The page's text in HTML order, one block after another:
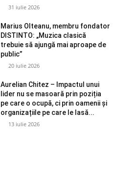
31 iulie 2026
Marius Olteanu, membru fondator
DISTINTO: „Muzica clasică
trebuie să ajungă mai aproape de
public”
20 iulie 2026
Aurelian Chitez – Impactul unui
lider nu se masoară prin poziția
pe care o ocupă, ci prin oamenii și
organizațiile pe care le lasă...
13 iulie 2026